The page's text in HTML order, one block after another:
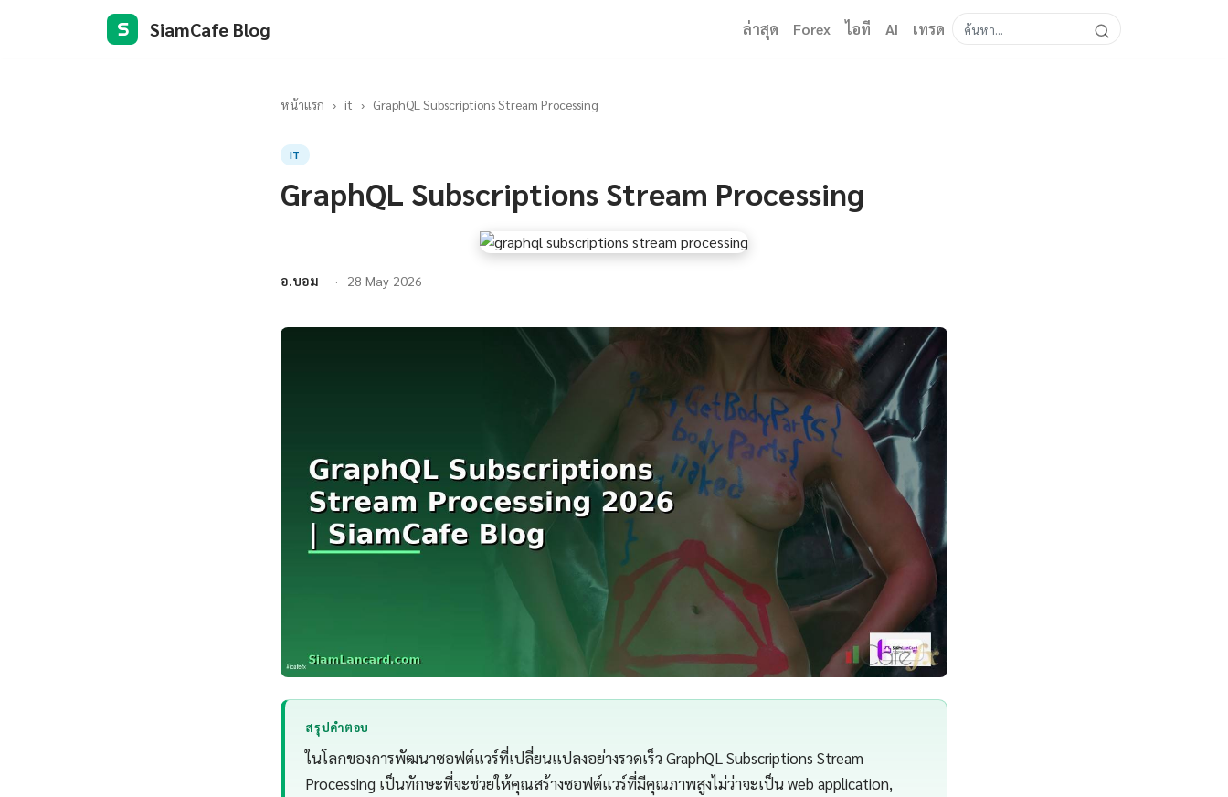
S SiamCafe Blog ล่าสุด Forex ไอที AI เทรด
หน้าแรก › it › GraphQL Subscriptions Stream Processing
IT
GraphQL Subscriptions Stream Processing
อ.บอม 28 May 2026
สรุปคำตอบ
ในโลกของการพัฒนาซอฟต์แวร์ที่เปลี่ยนแปลงอย่างรวดเร็ว GraphQL Subscriptions Stream
Processing เป็นทักษะที่จะช่วยให้คุณสร้างซอฟต์แวร์ที่มีคุณภาพสูงไม่ว่าจะเป็น web application,